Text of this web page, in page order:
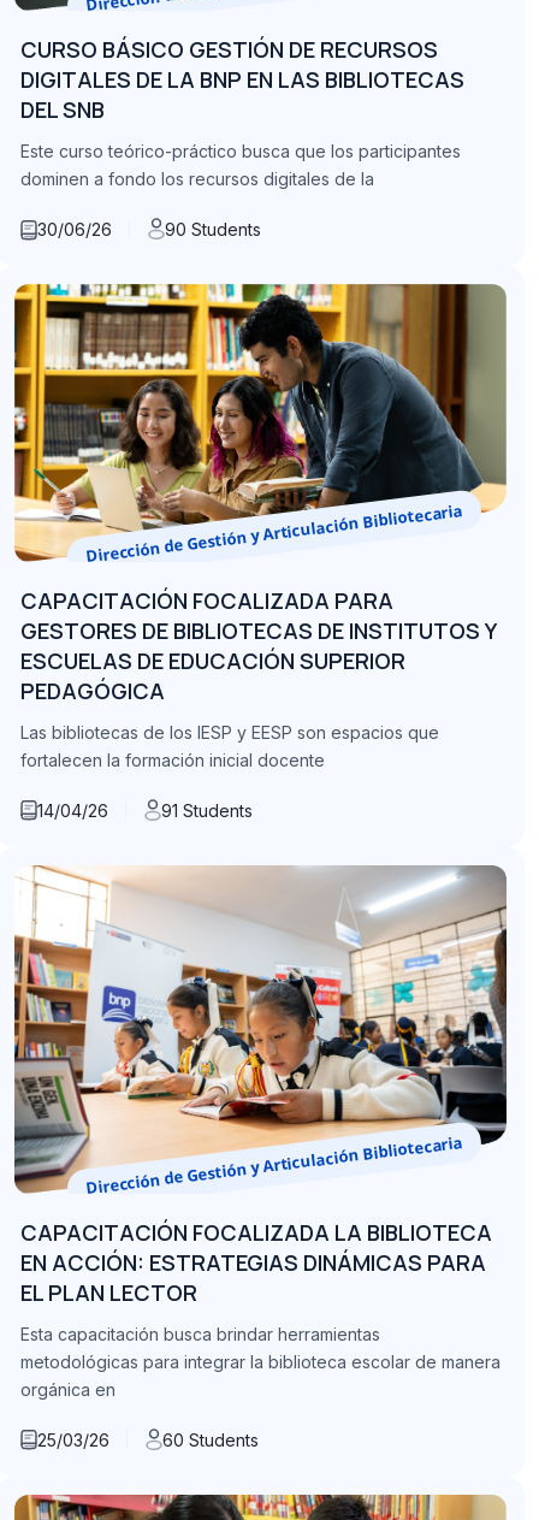
CURSO BÁSICO GESTIÓN DE RECURSOS
DIGITALES DE LA BNP EN LAS BIBLIOTECAS
DEL SNB
Este curso teórico-práctico busca que los participantes
dominen a fondo los recursos digitales de la
30/06/26 90 Students
Dirección de Gestión y Articulación Bibliotecaria
CAPACITACIÓN FOCALIZADA PARA
GESTORES DE BIBLIOTECAS DE INSTITUTOS Y
ESCUELAS DE EDUCACIÓN SUPERIOR
PEDAGÓGICA
Las bibliotecas de los IESP y EESP son espacios que
fortalecen la formación inicial docente
14/04/26 91 Students
Dirección de Gestión y Articulación Bibliotecaria
CAPACITACIÓN FOCALIZADA LA BIBLIOTECA
EN ACCIÓN: ESTRATEGIAS DINÁMICAS PARA
EL PLAN LECTOR
Esta capacitación busca brindar herramientas
metodológicas para integrar la biblioteca escolar de manera
orgánica en
25/03/26 60 Students